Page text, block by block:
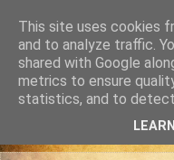
04 Αυγούστου 2021
This site uses cookies
and to analyze traffic.
shared with Google
metrics to ensure
statistics, and to detect